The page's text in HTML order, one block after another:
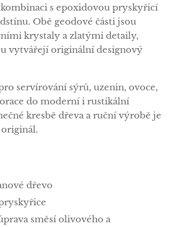
kombinaci s epoxidovou pryskyřicí
Obě geodové části jsou
krystaly a zlatými detaily,
vytvářejí originální designový
servírování sýrů, uzenin, ovoce,
do moderní i rustikální
kresbě dřeva a ruční výrobě je
dřevo
směsí olivového a